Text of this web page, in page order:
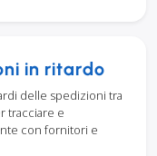
in ritardo
delle spedizioni tra
tracciare e
con fornitori e